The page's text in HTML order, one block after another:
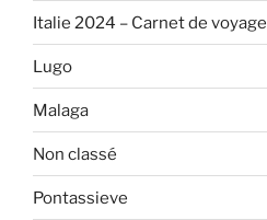
Italie 2024 – Carnet de voyage
Lugo
Malaga
Non classé
Pontassieve